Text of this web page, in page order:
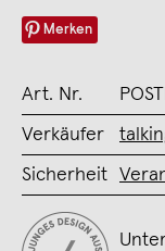
Merken
Art. Nr.
Verkäufer
Sicherheit